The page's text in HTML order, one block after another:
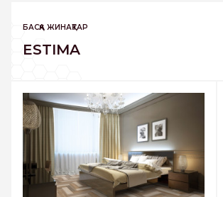
БАСҚА ЖИНАҚТАР
ESTIMA